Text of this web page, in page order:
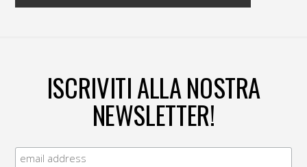
ISCRIVITI ALLA NOSTRA
NEWSLETTER!